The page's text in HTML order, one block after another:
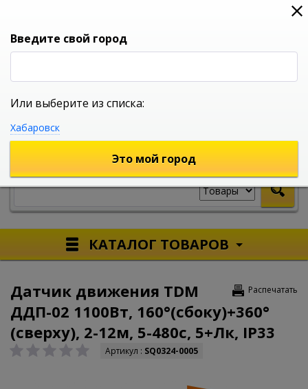
0
УНИВЕРСАЛЬНЫЙ ИНТЕРНЕТ МАГАЗИН
КАТАЛОГ ТОВАРОВ
Распечатать
Датчик движения TDM
ДДП-02 1100Вт, 160°(сбоку)+360°
(сверху), 2-12м, 5-480с, 5+Лк, IP33
Артикул : SQ0324-0005
Введите свой город
Или выберите из списка:
Хабаровск
Это мой город